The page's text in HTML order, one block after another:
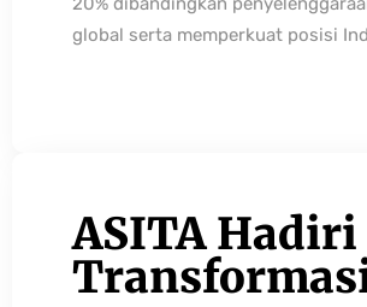
global serta memperkuat posisi
ASITA